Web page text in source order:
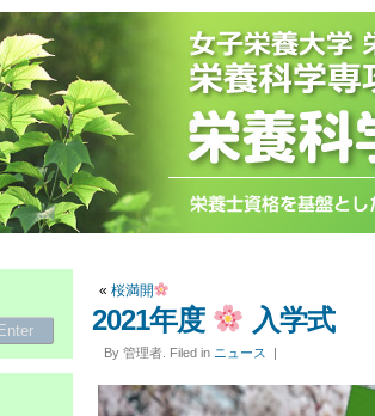
« 桜満開
2021年度 入学式
By 管理者. Filed in ニュース |